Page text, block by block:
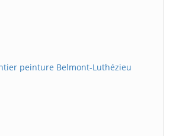
peinture Belmont-Luthézieu